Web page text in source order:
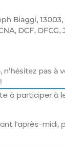
Biaggi, 13003,
DCF, DFCG,
pas à
à participer à
l’après-midi,